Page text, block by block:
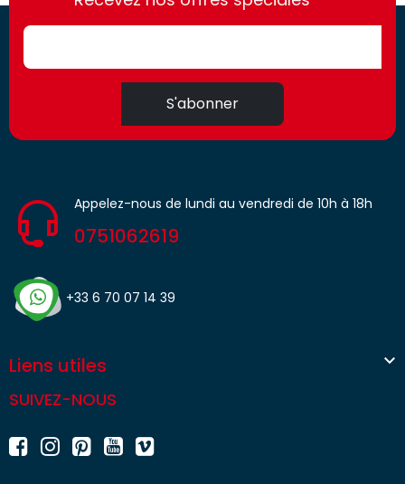
access.fr
S'abonner
Appelez-nous de lundi au vendredi de 10h à 18h
0751062619
+33 6 70 07 14 39
Liens utiles 
SUIVEZ-NOUS